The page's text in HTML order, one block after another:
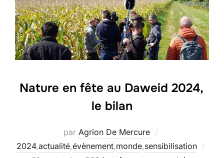
Nature en fête au Daweid 2024,
le bilan
par Agrion De Mercure
2024,actualité,évènement,monde,sensibilisation